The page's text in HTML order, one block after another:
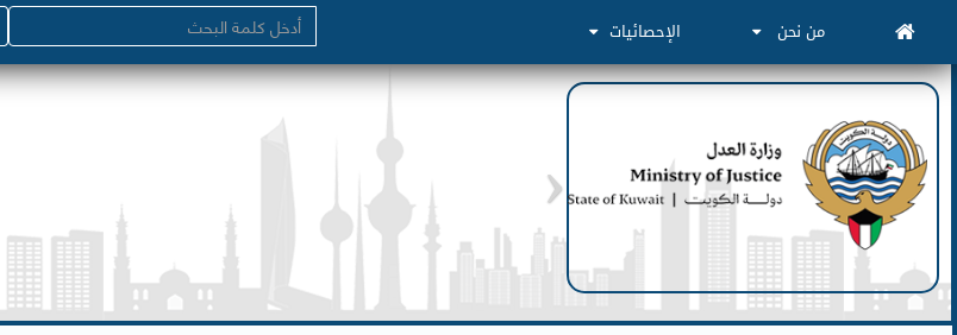
من نحن الإحصائيات